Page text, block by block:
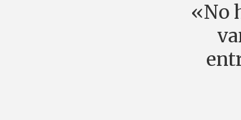
«No